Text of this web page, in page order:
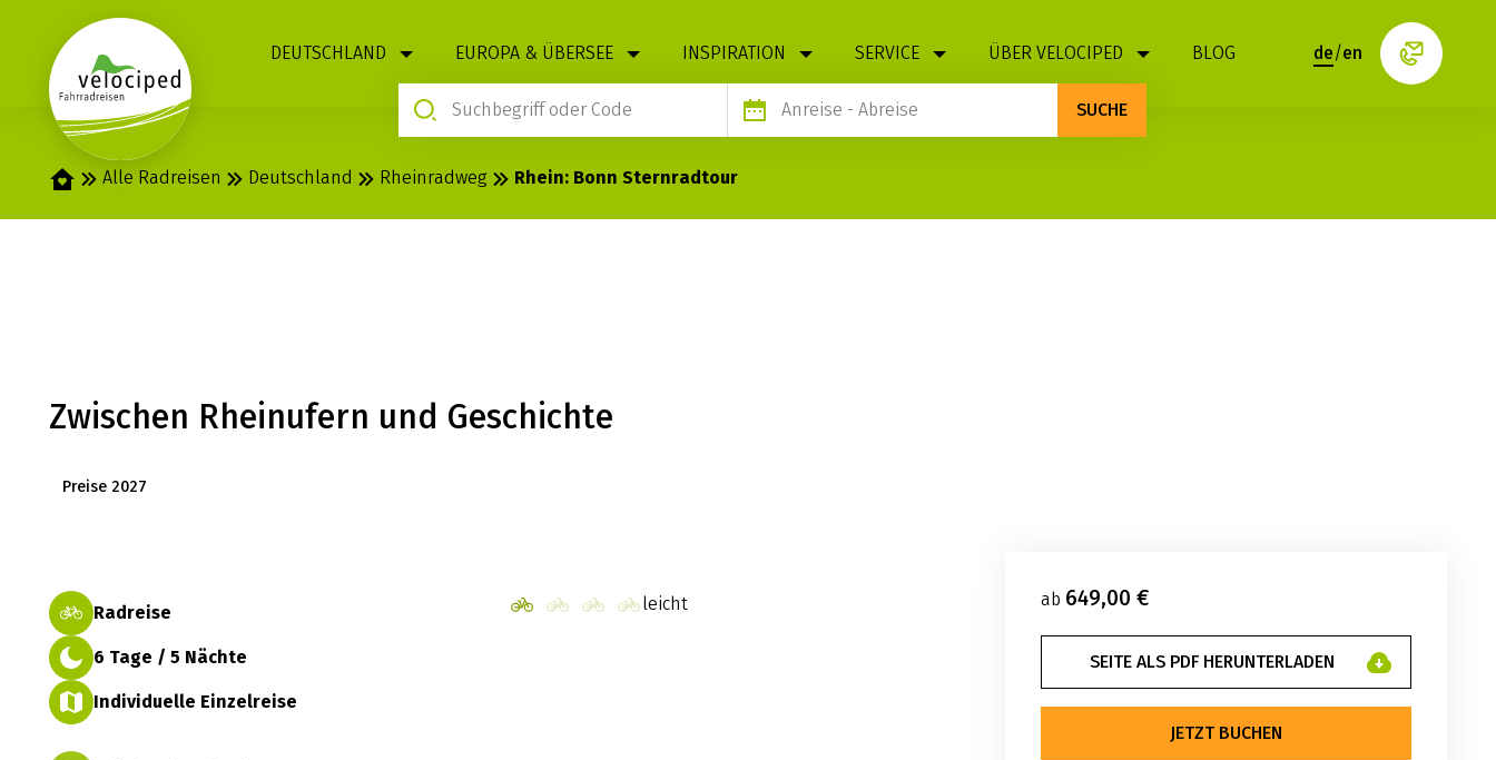
DEUTSCHLAND EUROPA & ÜBERSEE INSPIRATION SERVICE ÜBER VELOCIPED BLOG
Anreise - Abreise SUCHE
de/en
StartseiteAlle Radreisen Deutschland Rheinradweg Rhein: Bonn Sternradtour
Zwischen Rheinufern und Geschichte
Preise 2027
Radreise
6 Tage / 5 Nächte
Individuelle Einzelreise
leicht ab 649,00 €
SEITE ALS PDF HERUNTERLADEN
JETZT BUCHEN